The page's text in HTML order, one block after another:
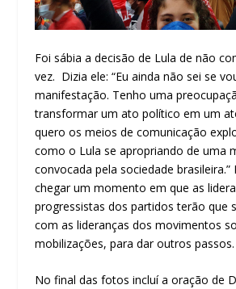
Foi sábia a decisão de Lula de não
vez. Dizia ele: “Eu ainda não sei se
manifestação. Tenho uma
transformar um ato político em um
quero os meios de comunicação
como o Lula se apropriando de uma
convocada pela sociedade brasileira.”
chegar um momento em que as
progressistas dos partidos terão que
com as lideranças dos movimentos
mobilizações, para dar outros passos.
No final das fotos incluí a oração de